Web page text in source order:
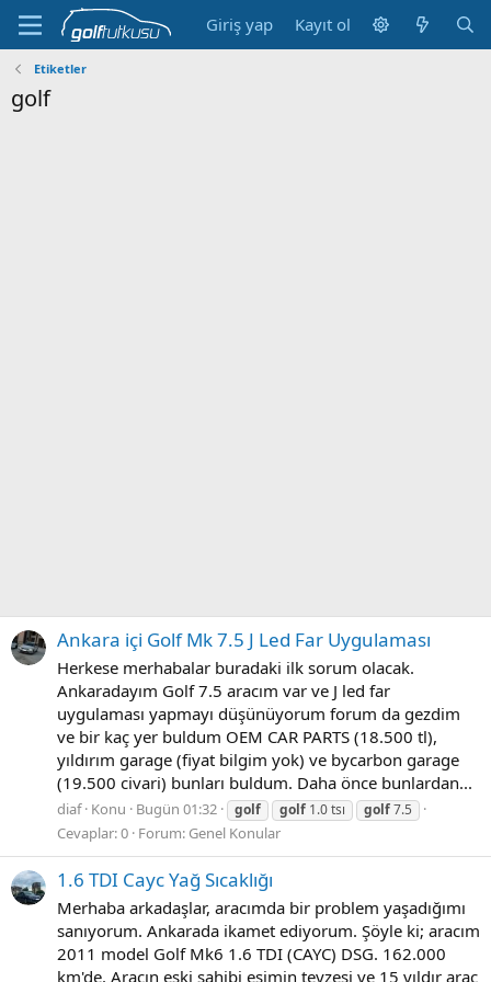
Giriş yap Kayıt ol
Etiketler
golf
Ankara içi Golf Mk 7.5 J Led Far Uygulaması
Herkese merhabalar buradaki ilk sorum olacak.
Ankaradayım Golf 7.5 aracım var ve J led far
uygulaması yapmayı düşünüyorum forum da gezdim
ve bir kaç yer buldum OEM CAR PARTS (18.500 tl),
yıldırım garage (fiyat bilgim yok) ve bycarbon garage
(19.500 civari) bunları buldum. Daha önce bunlardan...
diaf Konu Bugün 01:32 golf golf 1.0 tsı golf7.5
Cevaplar: 0 Forum: Genel Konular
1.6 TDI Cayc Yağ Sıcaklığı
Merhaba arkadaşlar, aracımda bir problem yaşadığımı
sanıyorum. Ankarada ikamet ediyorum. Şöyle ki; aracım
2011 model Golf Mk6 1.6 TDI (CAYC) DSG. 162.000
km'de. Aracın eski sahibi eşimin teyzesi ve 15 yıldır araç